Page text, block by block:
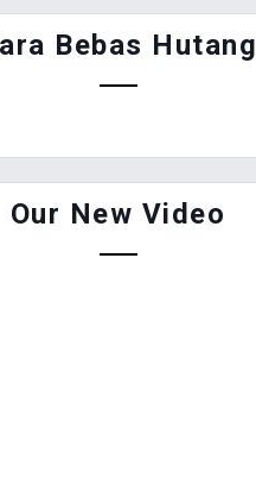
Bebas Hutang
Our New Video